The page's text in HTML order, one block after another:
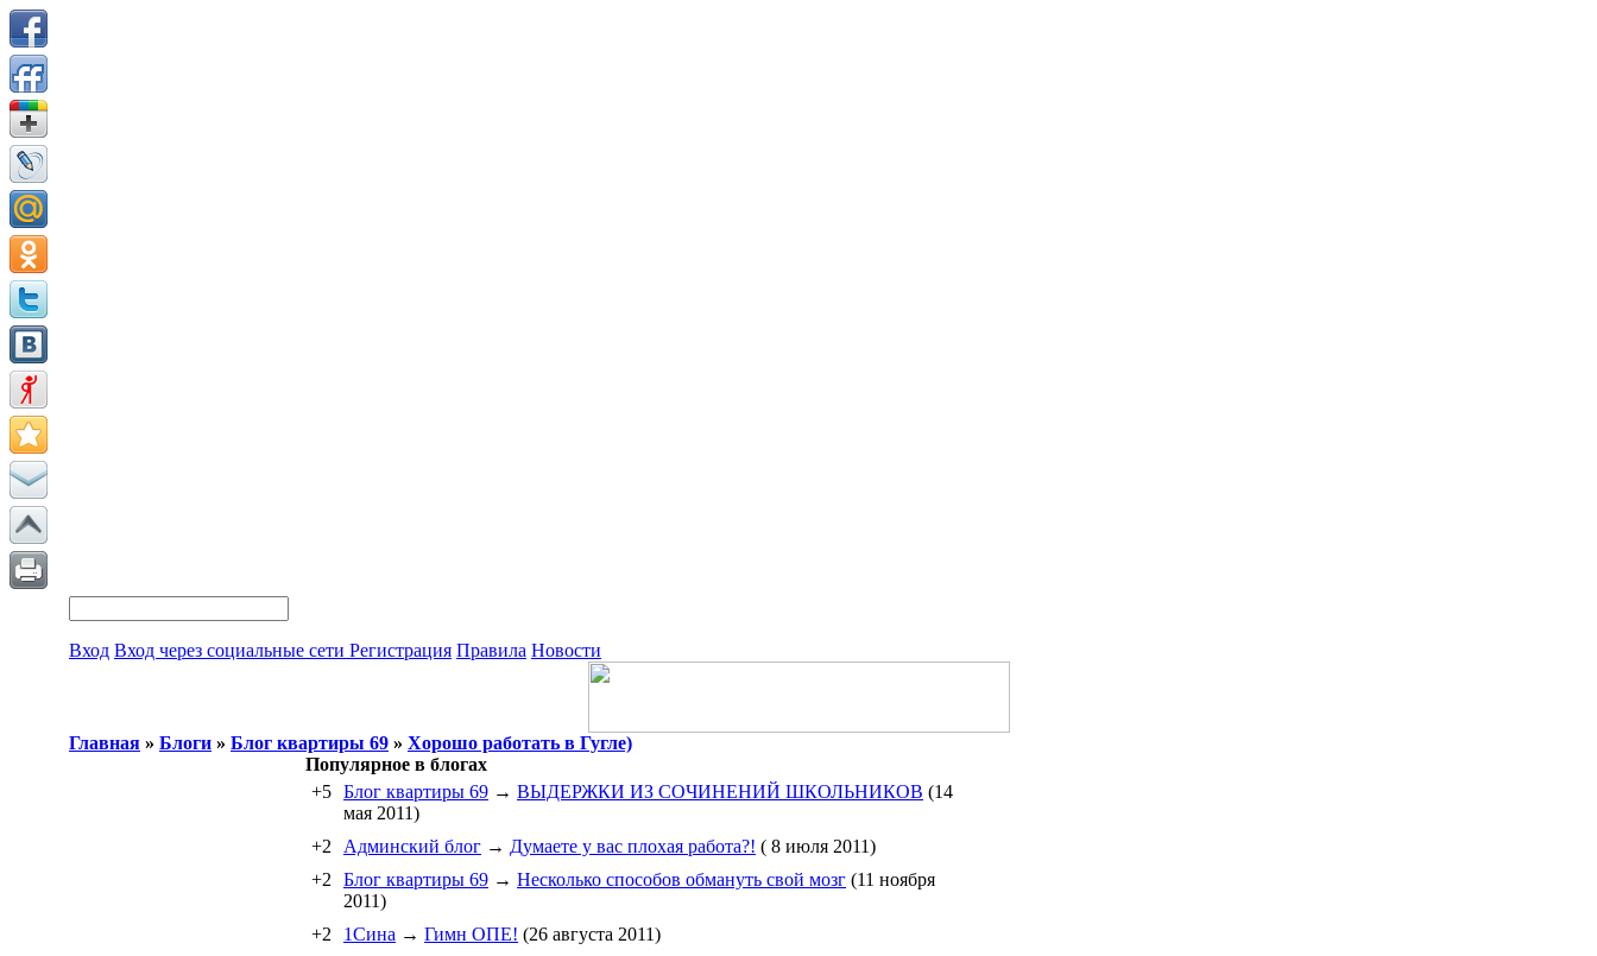
Вход Вход через социальные сети Регистрация Правила Новости
Главная » Блоги » Блог квартиры 69 » Хорошо работать в Гугле)
Популярное в блогах
+5 Блог квартиры 69 → ВЫДЕРЖКИ ИЗ СОЧИНЕНИЙ ШКОЛЬНИКОВ (14
мая 2011)
+2
Админский блог → Думаете у вас плохая работа?! ( 8 июля 2011)
+2
Блог квартиры 69 → Несколько способов обмануть свой мозг (11 ноября
2011)
+2
1Cина → Гимн ОПЕ! (26 августа 2011)